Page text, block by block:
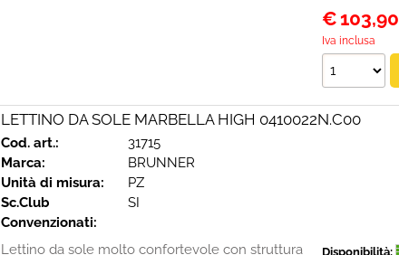
€ 103,90
Iva inclusa
LETTINO DA SOLE MARBELLA HIGH 0410022N.C00
Cod. art.:
31715
Marca:
BRUNNER
Unità di misura:
PZ
Sc.Club
Convenzionati:
SI
Lettino da sole molto confortevole con struttura
Disponibilità: